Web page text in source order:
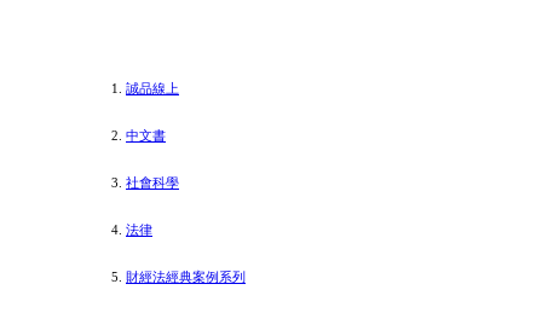
誠品線上
中文書
社會科學
法律
財經法經典案例系列